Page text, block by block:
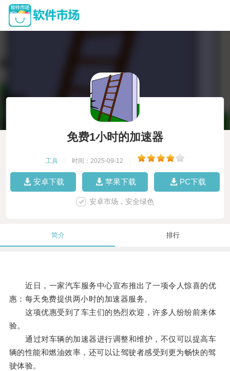
免费1小时的加速器
工具 时间：2025-09-12
安卓下载 苹果下载 PC下载
安卓市场，安全绿色
简介 排行
近日，一家汽车服务中心宣布推出了一项令人惊喜的优
惠：每天免费提供两小时的加速器服务。
这项优惠受到了车主们的热烈欢迎，许多人纷纷前来体
验。
通过对车辆的加速器进行调整和维护，不仅可以提高车
辆的性能和燃油效率，还可以让驾驶者感受到更为畅快的驾
驶体验。